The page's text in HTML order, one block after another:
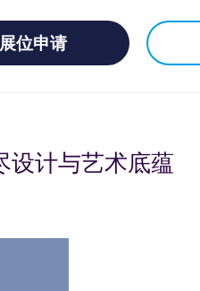
展位申请
设计与艺术底蕴